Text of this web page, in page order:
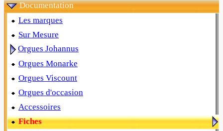
Documentation
Les marques
Sur Mesure
Orgues Johannus
Orgues Monarke
Orgues Viscount
Orgues d'occasion
Accessoires
Fiches